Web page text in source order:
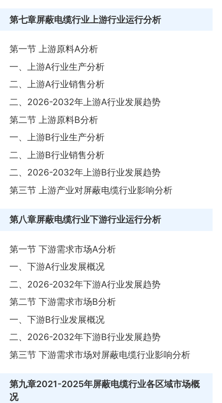
第七章屏蔽电缆行业上游行业运行分析
第一节 上游原料A分析
一、上游A行业生产分析
二、上游A行业销售分析
二、2026-2032年上游A行业发展趋势
第二节 上游原料B分析
一、上游B行业生产分析
二、上游B行业销售分析
二、2026-2032年上游B行业发展趋势
第三节 上游产业对屏蔽电缆行业影响分析
第八章屏蔽电缆行业下游行业运行分析
第一节 下游需求市场A分析
一、下游A行业发展概况
二、2026-2032年下游A行业发展趋势
第二节 下游需求市场B分析
一、下游B行业发展概况
二、2026-2032年下游B行业发展趋势
第三节 下游需求市场对屏蔽电缆行业影响分析
第九章2021-2025年屏蔽电缆行业各区域市场概
况